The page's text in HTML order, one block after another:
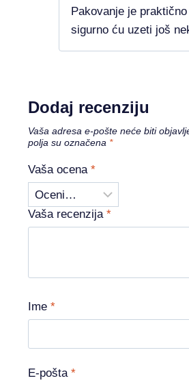
Pakovanje je
sigurno ću uzeti još
Dodaj recenziju
Vaša adresa e-pošte neće biti
polja su označena *
Vaša ocena *
Vaša recenzija *
Ime *
E-pošta *